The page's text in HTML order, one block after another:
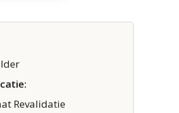
Revalidatie